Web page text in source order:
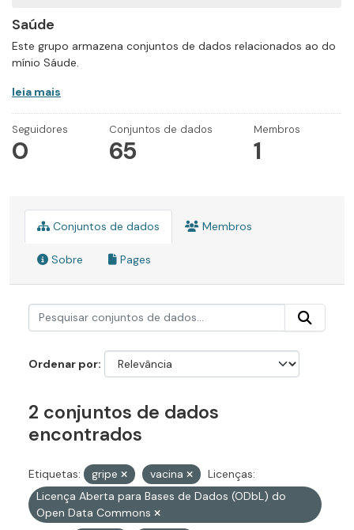
Saúde
Este grupo armazena conjuntos de dados relacionados ao do
mínio Sáude.
leia mais
Seguidores
0
Conjuntos de dados
65
Membros
1
Conjuntos de dados Membros
Sobre Pages
Ordenar por
2 conjuntos de dados
encontrados
Etiquetas: gripe vacina
Licenças:
Licença Aberta para Bases de Dados (ODbL) do
Open Data Commons